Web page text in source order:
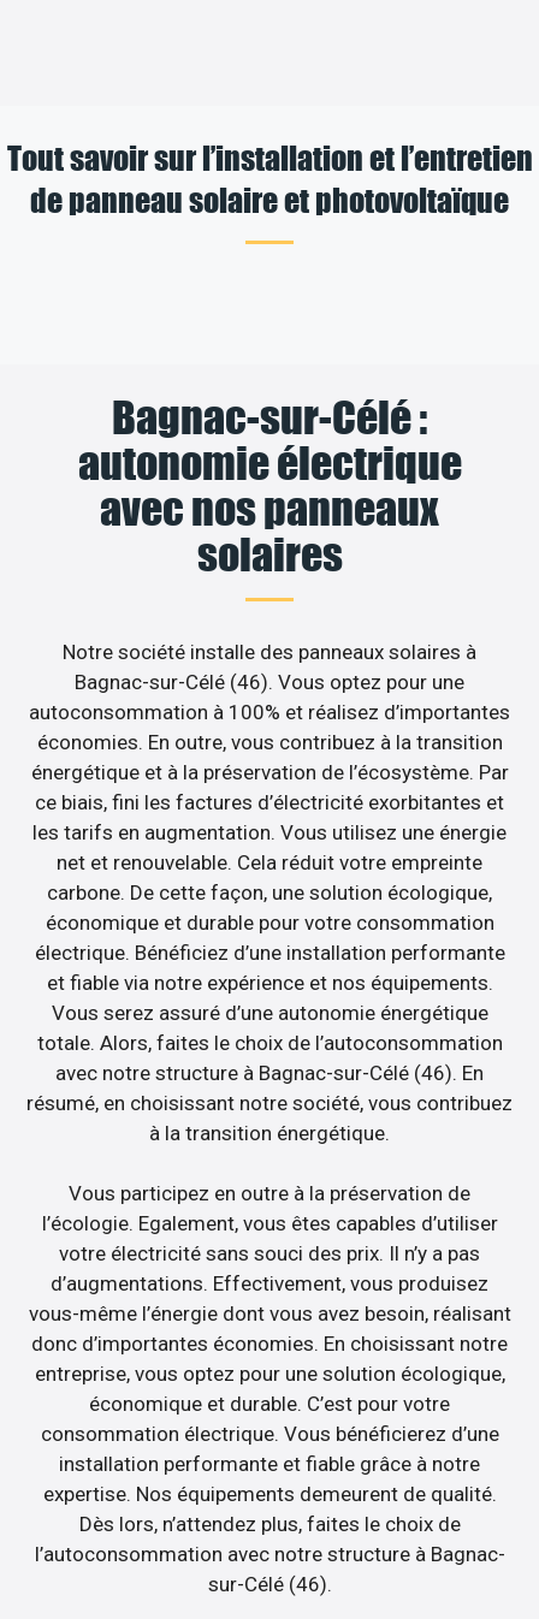
Tout savoir sur l’installation et l’entretien
de panneau solaire et photovoltaïque
Bagnac-sur-Célé :
autonomie électrique
avec nos panneaux
solaires
Notre société installe des panneaux solaires à
Bagnac-sur-Célé (46). Vous optez pour une
autoconsommation à 100% et réalisez d’importantes
économies. En outre, vous contribuez à la transition
énergétique et à la préservation de l’écosystème. Par
ce biais, fini les factures d’électricité exorbitantes et
les tarifs en augmentation. Vous utilisez une énergie
net et renouvelable. Cela réduit votre empreinte
carbone. De cette façon, une solution écologique,
économique et durable pour votre consommation
électrique. Bénéficiez d’une installation performante
et fiable via notre expérience et nos équipements.
Vous serez assuré d’une autonomie énergétique
totale. Alors, faites le choix de l’autoconsommation
avec notre structure à Bagnac-sur-Célé (46). En
résumé, en choisissant notre société, vous contribuez
à la transition énergétique.
Vous participez en outre à la préservation de
l’écologie. Egalement, vous êtes capables d’utiliser
votre électricité sans souci des prix. Il n’y a pas
d’augmentations. Effectivement, vous produisez
vous-même l’énergie dont vous avez besoin, réalisant
donc d’importantes économies. En choisissant notre
entreprise, vous optez pour une solution écologique,
économique et durable. C’est pour votre
consommation électrique. Vous bénéficierez d’une
installation performante et fiable grâce à notre
expertise. Nos équipements demeurent de qualité.
Dès lors, n’attendez plus, faites le choix de
l’autoconsommation avec notre structure à Bagnac-
sur-Célé (46).